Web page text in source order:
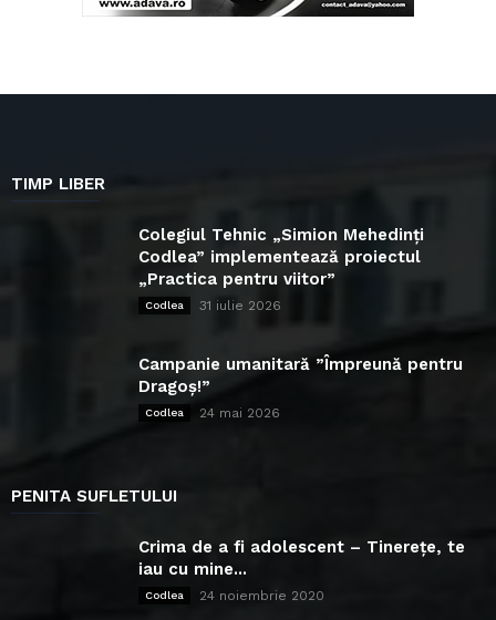
TIMP LIBER
Colegiul Tehnic „Simion Mehedinți
Codlea” implementează proiectul
„Practica pentru viitor”
Codlea 31 iulie 2026
Campanie umanitară ”Împreună pentru
Dragoș!”
Codlea 24 mai 2026
PENITA SUFLETULUI
Crima de a fi adolescent – Tinerețe, te
iau cu mine...
Codlea 24 noiembrie 2020